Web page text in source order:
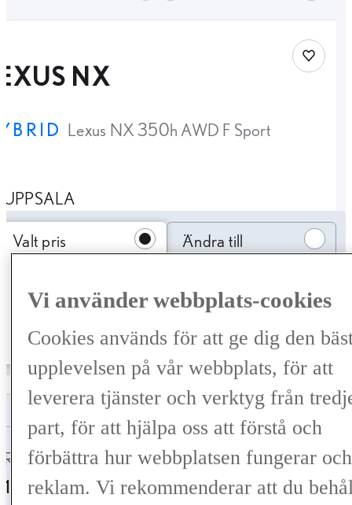
NX
Lexus NX 350h AWD F Sport
Spara
UPPSALA
Valt pris
0 kr
Ändra till
6 001 kr
/månad
Registrerad
10-2022
Mätarställning
4 805 mil
Vi använder webbplats-cookies
Cookies används för att ge dig den
upplevelsen på vår webbplats, för att
leverera tjänster och verktyg från
part, för att hjälpa oss att förstå och
förbättra hur webbplatsen fungerar
reklam. Vi rekommenderar att du